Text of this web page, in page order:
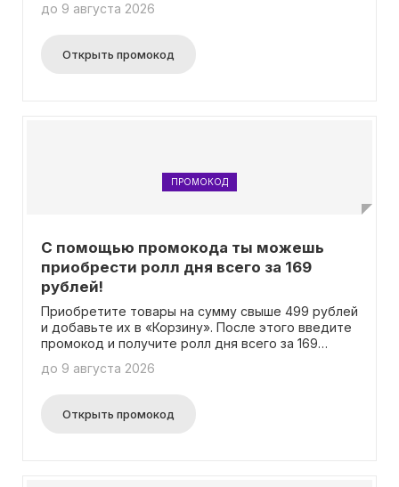
до 9 августа 2026
Открыть промокод
ПРОМОКОД
С помощью промокода ты можешь
приобрести ролл дня всего за 169
рублей!
Приобретите товары на сумму свыше 499 рублей
и добавьте их в «Корзину». После этого введите
промокод и получите ролл дня всего за 169
предлагается новый вариант ролла. Более
сможете найти на соответствующей странице.
до 9 августа 2026
Открыть промокод